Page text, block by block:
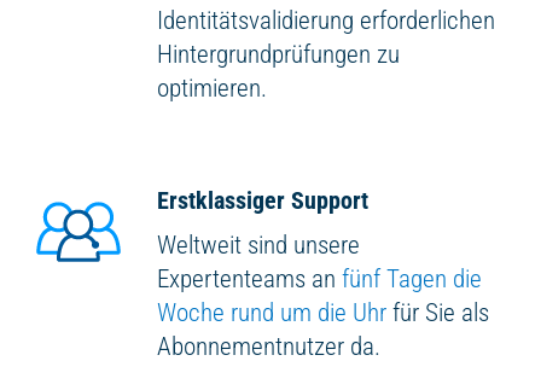
Identitätsvalidierung erforderlichen
Hintergrundprüfungen zu
optimieren.
Erstklassiger Support
Weltweit sind unsere
Expertenteams an fünf Tagen die
Woche rund um die Uhr für Sie als
Abonnementnutzer da.